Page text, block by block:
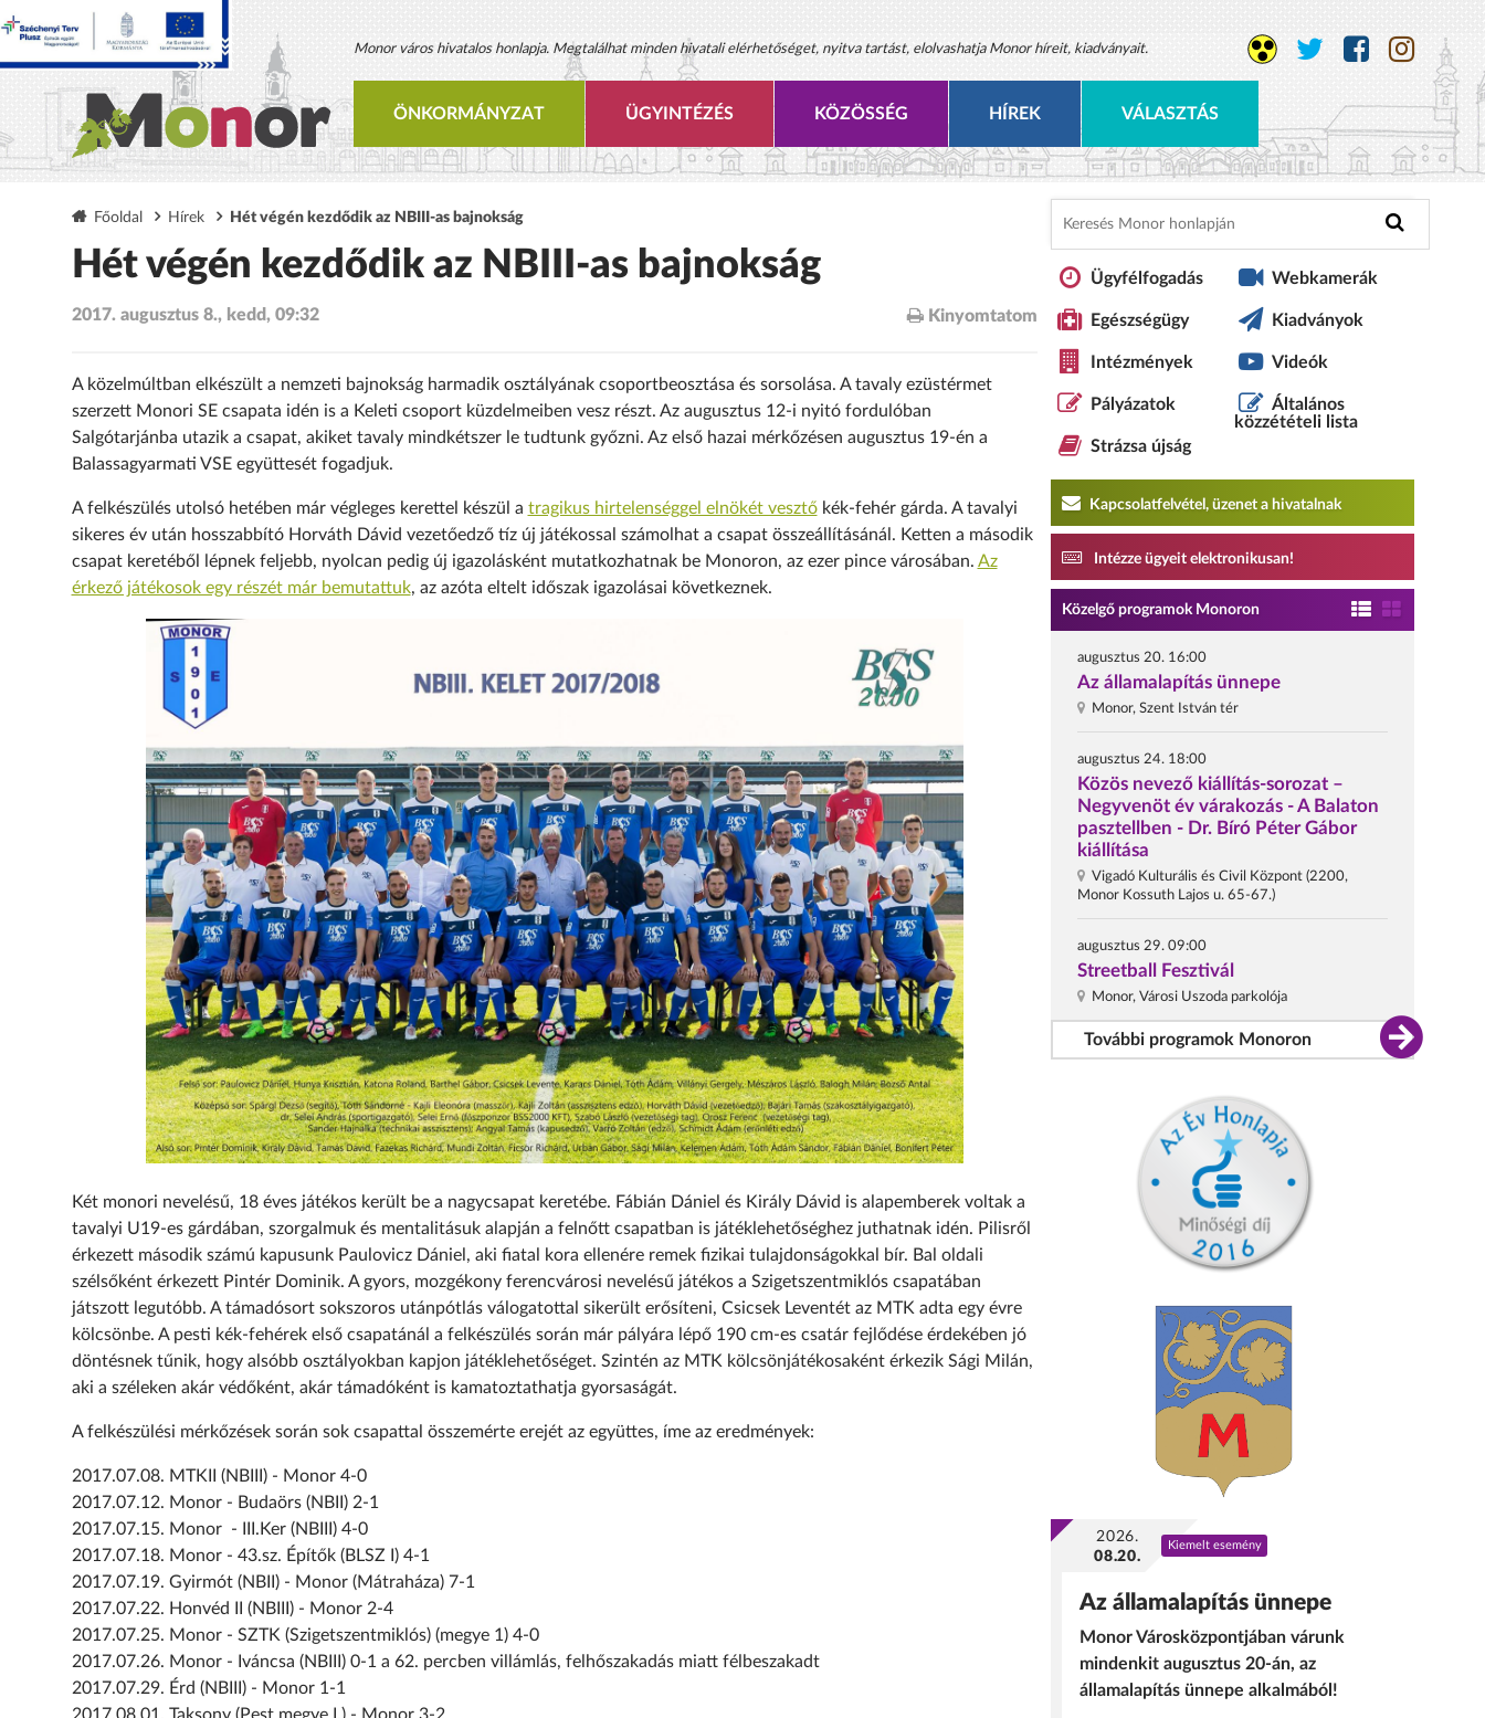
Monor város hivatalos honlapja. Megtalálhat minden hivatali elérhetőséget, nyitva tartást, elolvashatja Monor híreit, kiadványait.
ÖNKORMÁNYZAT ÜGYINTÉZÉS KÖZÖSSÉG HÍREK VÁLASZTÁS
Főoldal Hírek Hét végén kezdődik az NBIII-as bajnokság
Hét végén kezdődik az NBIII-as bajnokság
2017. augusztus 8., kedd, 09:32 Kinyomtatom
A közelmúltban elkészült a nemzeti bajnokság harmadik osztályának csoportbeosztása és sorsolása. A tavaly ezüstérmet
szerzett Monori SE csapata idén is a Keleti csoport küzdelmeiben vesz részt. Az augusztus 12-i nyitó fordulóban
Salgótarjánba utazik a csapat, akiket tavaly mindkétszer le tudtunk győzni. Az első hazai mérkőzésen augusztus 19-én a
Balassagyarmati VSE együttesét fogadjuk.
A felkészülés utolsó hetében már végleges kerettel készül a tragikus hirtelenséggel elnökét vesztőkék-fehér gárda. A tavalyi
sikeres év után hosszabbító Horváth Dávid vezetőedző tíz új játékossal számolhat a csapat összeállításánál. Ketten a második
csapat keretéből lépnek feljebb, nyolcan pedig új igazolásként mutatkozhatnak be Monoron, az ezer pince városában. Az
érkező játékosok egy részét már bemutattuk, az azóta eltelt időszak igazolásai következnek.
Két monori nevelésű, 18 éves játékos került be a nagycsapat keretébe. Fábián Dániel és Király Dávid is alapemberek voltak a
tavalyi U19-es gárdában, szorgalmuk és mentalitásuk alapján a felnőtt csapatban is játéklehetőséghez juthatnak idén. Pilisről
érkezett második számú kapusunk Paulovicz Dániel, aki fiatal kora ellenére remek fizikai tulajdonságokkal bír. Bal oldali
szélsőként érkezett Pintér Dominik. A gyors, mozgékony ferencvárosi nevelésű játékos a Szigetszentmiklós csapatában
játszott legutóbb. A támadósort sokszoros utánpótlás válogatottal sikerült erősíteni, Csicsek Leventét az MTK adta egy évre
kölcsönbe. A pesti kék-fehérek első csapatánál a felkészülés során már pályára lépő 190 cm-es csatár fejlődése érdekében jó
döntésnek tűnik, hogy alsóbb osztályokban kapjon játéklehetőséget. Szintén az MTK kölcsönjátékosaként érkezik Sági Milán,
aki a széleken akár védőként, akár támadóként is kamatoztathatja gyorsaságát.
A felkészülési mérkőzések során sok csapattal összemérte erejét az együttes, íme az eredmények:
2017.07.08. MTKII (NBIII) - Monor 4-0
2017.07.12. Monor - Budaörs (NBII) 2-1
2017.07.15. Monor - III.Ker (NBIII) 4-0
2017.07.18. Monor - 43.sz. Építők (BLSZ I) 4-1
2017.07.19. Gyirmót (NBII) - Monor (Mátraháza) 7-1
2017.07.22. Honvéd II (NBIII) - Monor 2-4
2017.07.25. Monor - SZTK (Szigetszentmiklós) (megye 1) 4-0
2017.07.26. Monor - Iváncsa (NBIII) 0-1 a 62. percben villámlás, felhőszakadás miatt félbeszakadt
2017.07.29. Érd (NBIII) - Monor 1-1
Ügyfélfogadás
Egészségügy
Intézmények
Pályázatok
Strázsa újság
Webkamerák
Kiadványok
Videók
Általános
közzétételi lista
Kapcsolatfelvétel, üzenet a hivatalnak
Intézze ügyeit elektronikusan!
Közelgő programok Monoron
augusztus 20. 16:00
Az államalapítás ünnepe
Monor, Szent István tér
augusztus 24. 18:00
Közös nevező kiállítás-sorozat –
Negyvenöt év várakozás - A Balaton
pasztellben - Dr. Bíró Péter Gábor
kiállítása
Vigadó Kulturális és Civil Központ (2200,
Monor Kossuth Lajos u. 65-67.)
augusztus 29. 09:00
Streetball Fesztivál
Monor, Városi Uszoda parkolója
További programok Monoron
2026.
08.20.
Kiemelt esemény
Az államalapítás ünnepe
Monor Városközpontjában várunk
mindenkit augusztus 20-án, az
államalapítás ünnepe alkalmából!